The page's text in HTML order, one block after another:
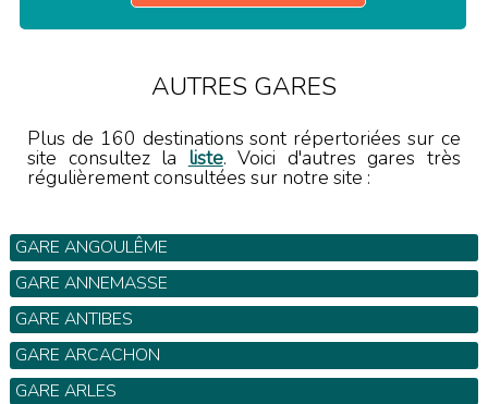
AUTRES GARES
Plus de 160 destinations sont répertoriées sur ce
site consultez la liste. Voici d'autres gares très
régulièrement consultées sur notre site :
GARE ANGOULÊME
GARE ANNEMASSE
GARE ANTIBES
GARE ARCACHON
GARE ARLES